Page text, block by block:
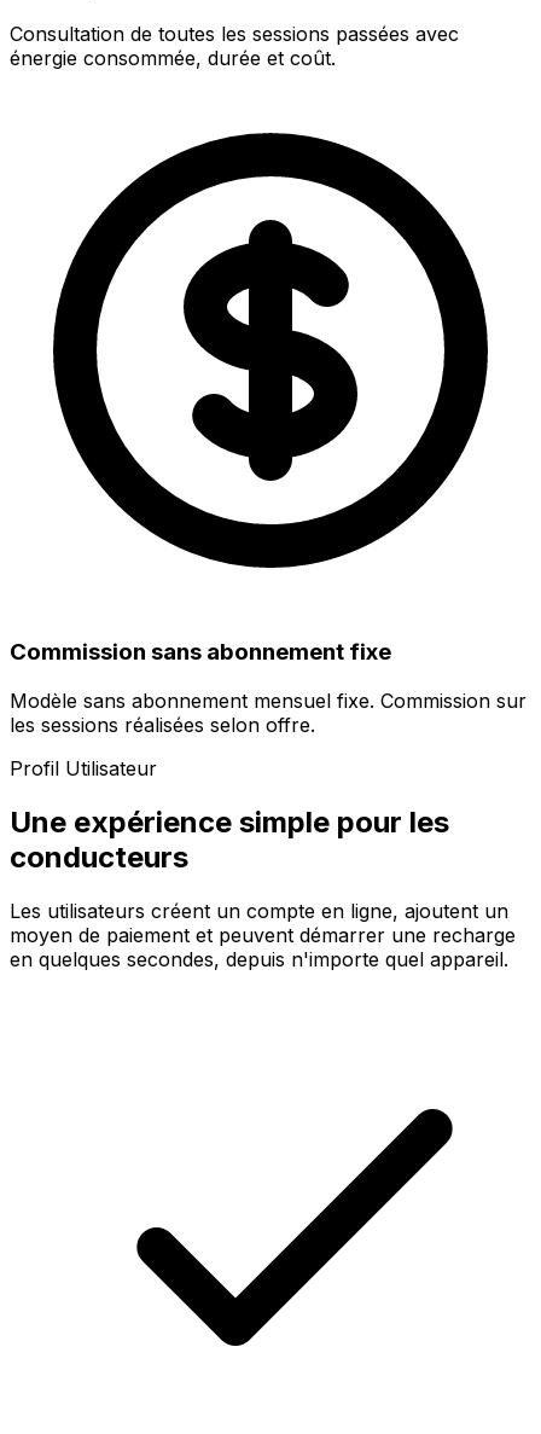
Consultation de toutes les sessions passées avec
énergie consommée, durée et coût.
Commission sans abonnement fixe
Modèle sans abonnement mensuel fixe. Commission sur
les sessions réalisées selon offre.
Profil Utilisateur
Une expérience simple pour les
conducteurs
Les utilisateurs créent un compte en ligne, ajoutent un
moyen de paiement et peuvent démarrer une recharge
en quelques secondes, depuis n'importe quel appareil.